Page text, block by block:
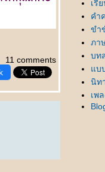
11 comments
เรี
คำ
ขำ
ภา
บท
บบ
นิท
เพ